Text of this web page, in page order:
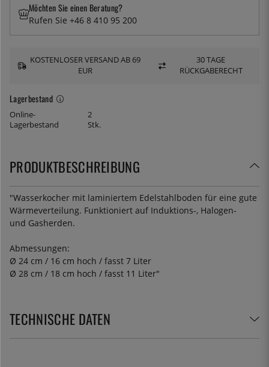
Lagerbestand
Online-
Lagerbestand
2
Stk.
Möchten Sie einen Beratung?
Rufen Sie +46 8 410 95 200
KOSTENLOSER VERSAND AB 69
EUR
30 TAGE
RÜCKGABERECHT
PRODUKTBESCHREIBUNG
"Wasserkocher mit laminiertem Edelstahlboden für eine gute
Wärmeverteilung. Funktioniert auf Induktions-, Halogen-
und Gasherden.
Abmessungen:
Ø 24 cm / 16 cm hoch / fasst 7 Liter
Ø 28 cm / 18 cm hoch / fasst 11 Liter"
TECHNISCHE DATEN